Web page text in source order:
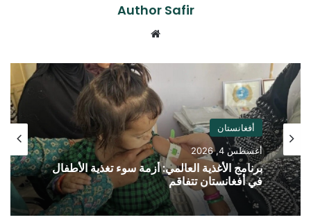
Author Safir
أفغانستان
أغسطس 4, 2026
برنامج الأغذية العالمي: أزمة سوء تغذية الأطفال
في أفغانستان تتفاقم